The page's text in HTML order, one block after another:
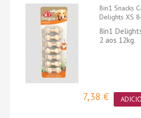
8in1 Snacks
Delights XS
8in1
2 aos 12kg.
7,38 €